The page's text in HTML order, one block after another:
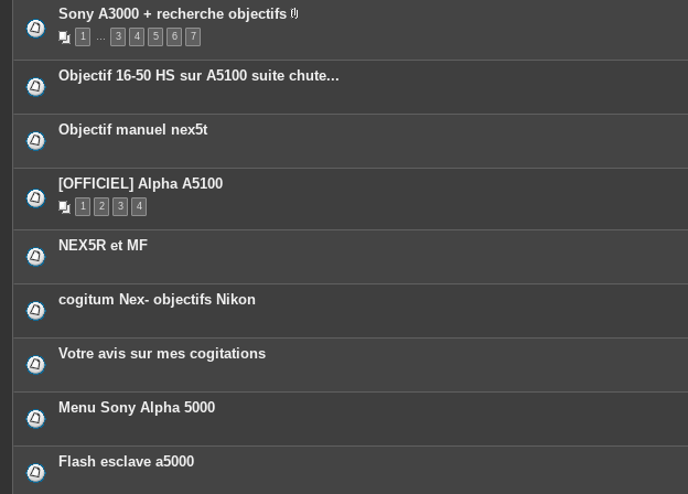
Sony A3000 + recherche objectifs
c
e
o
e
1 … 3 4 5 6 7
Objectif 16-50 HS sur A5100 suite chute...
Objectif manuel nex5t
[OFFICIEL] Alpha A5100
1 2 3 4
NEX5R et MF
cogitum Nex- objectifs Nikon
Votre avis sur mes cogitations
Menu Sony Alpha 5000
Flash esclave a5000